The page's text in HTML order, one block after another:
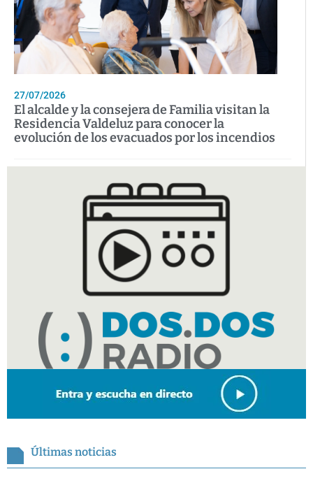
27/07/2026
El alcalde y la consejera de Familia visitan la
Residencia Valdeluz para conocer la
evolución de los evacuados por los incendios
Últimas noticias